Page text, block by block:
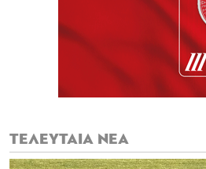
ΤΕΛΕΥΤΑΙΑ ΝΕΑ